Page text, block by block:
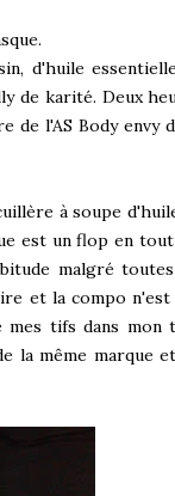
d'huile
de karité. Deux
de l'AS Body envy
à soupe
est un flop en tout
malgré
et la compo n'est
tifs dans mon
la même marque